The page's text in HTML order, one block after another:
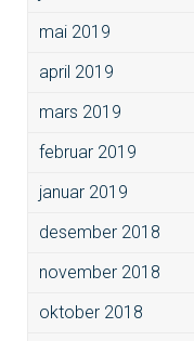
mai 2019
april 2019
mars 2019
februar 2019
januar 2019
desember 2018
november 2018
oktober 2018